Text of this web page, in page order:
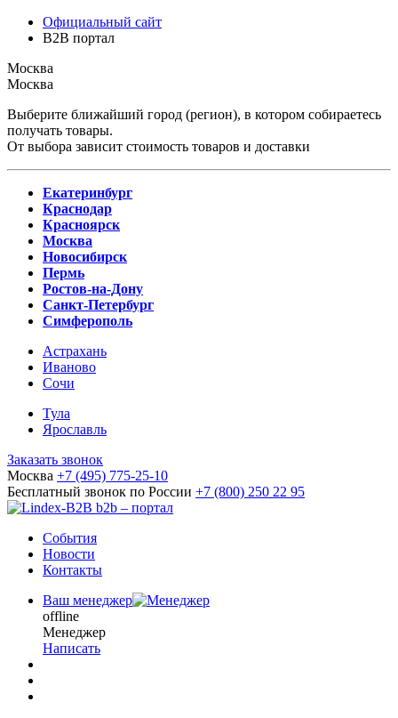
Официальный сайт
B2B портал
Москва
Москва
Выберите ближайший город (регион), в котором собираетесь
получать товары.
От выбора зависит стоимость товаров и доставки
Екатеринбург
Краснодар
Красноярск
Москва
Новосибирск
Пермь
Ростов-на-Дону
Санкт-Петербург
Симферополь
Астрахань
Иваново
Сочи
Тула
Ярославль
Заказать звонок
Москва +7 (495) 775-25-10
Бесплатный звонок по России +7 (800) 250 22 95
b2b – портал
События
Новости
Контакты
Ваш менеджер
offline
Менеджер
Написать